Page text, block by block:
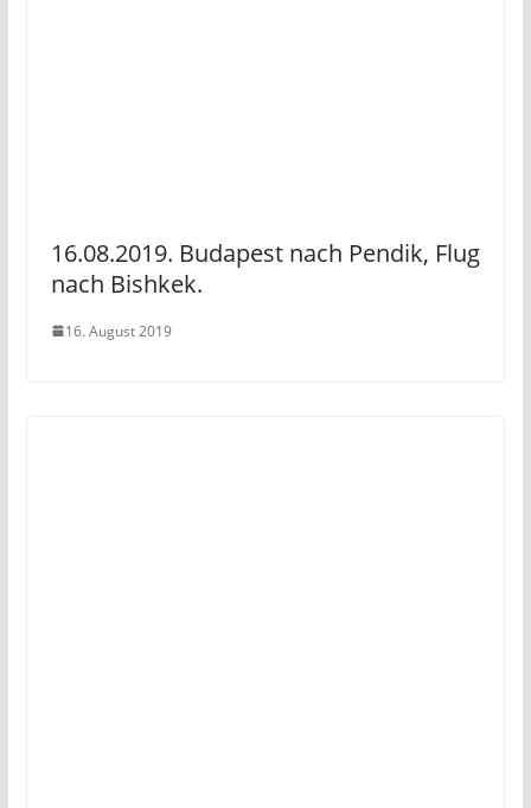
16.08.2019. Budapest nach Pendik, Flug
nach Bishkek.
16. August 2019